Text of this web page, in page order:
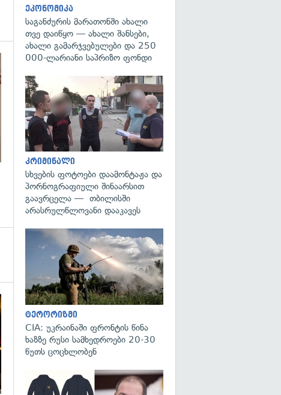
ეკონომიკა
საგანძურის მარათონში ახალი
თვე დაიწყო — ახალი შანსები,
ახალი გამარჯვებულები და 250
000-ლარიანი საპრიზო ფონდი
კრიმინალი
სხვების ფოტოები დაამონტაჟა და
პორნოგრაფიული შინაარსით
გაავრცელა — თბილისში
არასრულწლოვანი დააკავეს
ტერორიზმი
CIA: უკრაინაში ფრონტის წინა
ხაზზე რუსი სამხედროები 20-30
წუთს ცოცხლობენ